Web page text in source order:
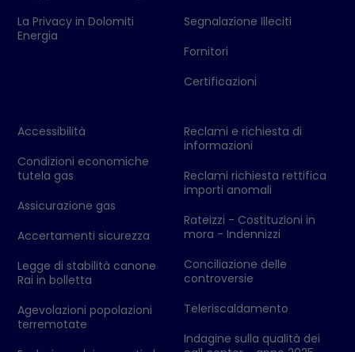
La Privacy in Dolomiti
Energia
Segnalazione Illeciti
Fornitori
Certificazioni
Accessibilità
Condizioni economiche
tutela gas
Assicurazione gas
Accertamenti sicurezza
Legge di stabilità canone
Rai in bolletta
Agevolazioni popolazioni
terremotate
Reclami e richiesta di
informazioni
Reclami richiesta rettifica
importi anomali
Rateizzi - Costituzioni in
mora - Indennizzi
Conciliazione delle
controversie
Teleriscaldamento
Indagine sulla qualità dei